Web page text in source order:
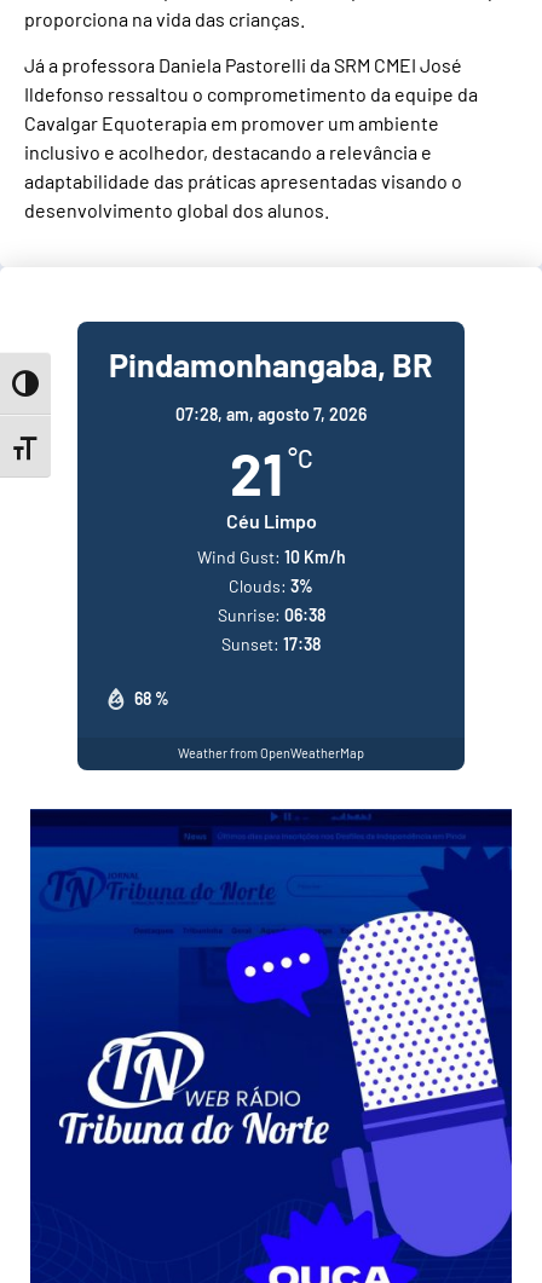
Toggle High Contrast
Toggle Font size
proporciona na vida das crianças.
Já a professora Daniela Pastorelli da SRM CMEI José
Ildefonso ressaltou o comprometimento da equipe da
Cavalgar Equoterapia em promover um ambiente
inclusivo e acolhedor, destacando a relevância e
adaptabilidade das práticas apresentadas visando o
desenvolvimento global dos alunos.
Pindamonhangaba, BR
07:28, am, agosto 7, 2026
21 °C
Céu Limpo
68 %
Wind Gust: 10 Km/h
Clouds: 3%
Sunrise: 06:38
Sunset: 17:38
Weather from OpenWeatherMap